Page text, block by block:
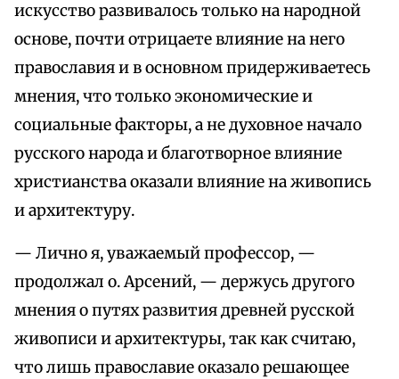
искусство развивалось только на народной
основе, почти отрицаете влияние на него
православия и в основном придерживаетесь
мнения, что только экономические и
социальные факторы, а не духовное начало
русского народа и благотворное влияние
христианства оказали влияние на живопись
и архитектуру.
— Лично я, уважаемый профессор, —
продолжал о. Арсений, — держусь другого
мнения о путях развития древней русской
живописи и архитектуры, так как считаю,
что лишь православие оказало решающее